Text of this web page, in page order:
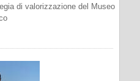
di valorizzazione del Museo